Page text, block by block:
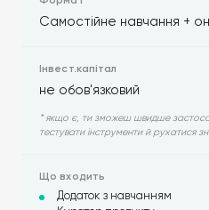
Самостійне навчання +
не обов'язковий
* якщо є, ти зможеш швидше
тестувати інструменти й рухатися
Додаток з навчанням